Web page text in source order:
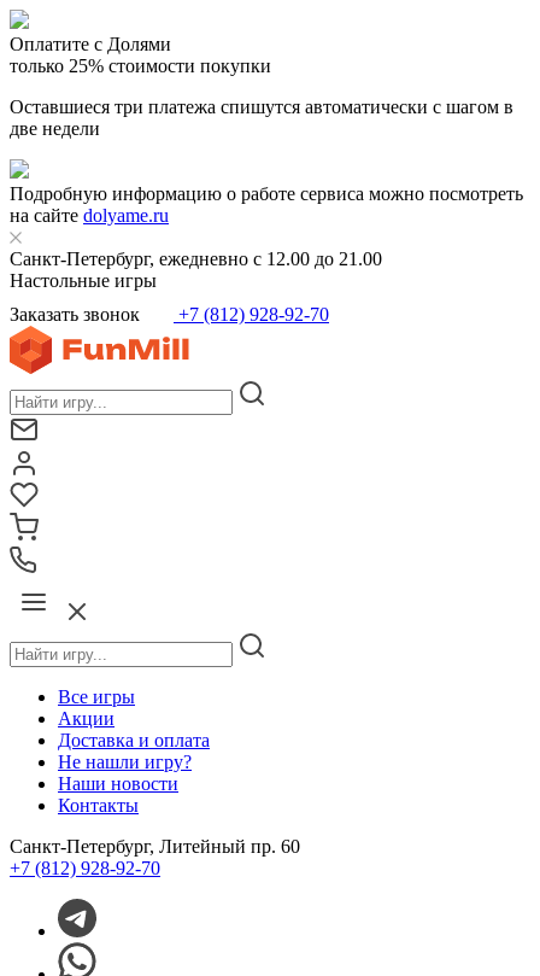
Оплатите с Долями
только 25% стоимости покупки
Оставшиеся три платежа спишутся автоматически с шагом в
две недели
Подробную информацию о работе сервиса можно посмотреть
на сайте dolyame.ru
Санкт-Петербург, ежедневно с 12.00 до 21.00
Настольные игры
Заказать звонок
+7 (812) 928-92-70
Все игры
Акции
Доставка и оплата
Не нашли игру?
Наши новости
Контакты
Санкт-Петербург, Литейный пр. 60
+7 (812) 928-92-70